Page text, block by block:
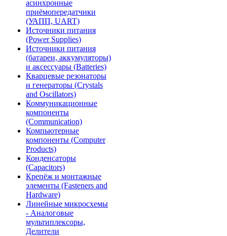
асинхронные
приёмопередатчики
(УАПП, UART)
Источники питания
(Power Supplies)
Источники питания
(батареи, аккумуляторы)
и аксессуары (Batteries)
Кварцевые резонаторы
и генераторы (Crystals
and Oscillators)
Коммуникационные
компоненты
(Communication)
Компьютерные
компоненты (Computer
Products)
Конденсаторы
(Capacitors)
Крепёж и монтажные
элементы (Fasteners and
Hardware)
Линейные микросхемы
- Аналоговые
мультиплексоры,
Делители